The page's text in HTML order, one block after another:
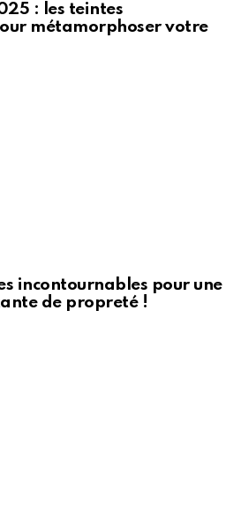
: les teintes
métamorphoser votre
incontournables pour une
de propreté !